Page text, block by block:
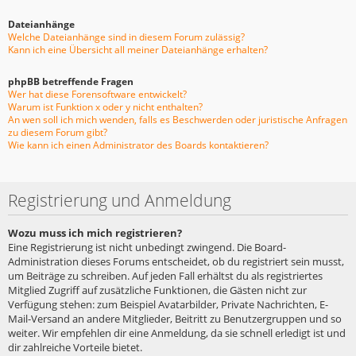
Dateianhänge
Welche Dateianhänge sind in diesem Forum zulässig?
Kann ich eine Übersicht all meiner Dateianhänge erhalten?
phpBB betreffende Fragen
Wer hat diese Forensoftware entwickelt?
Warum ist Funktion x oder y nicht enthalten?
An wen soll ich mich wenden, falls es Beschwerden oder juristische Anfragen
zu diesem Forum gibt?
Wie kann ich einen Administrator des Boards kontaktieren?
Registrierung und Anmeldung
Wozu muss ich mich registrieren?
Eine Registrierung ist nicht unbedingt zwingend. Die Board-
Administration dieses Forums entscheidet, ob du registriert sein musst,
um Beiträge zu schreiben. Auf jeden Fall erhältst du als registriertes
Mitglied Zugriff auf zusätzliche Funktionen, die Gästen nicht zur
Verfügung stehen: zum Beispiel Avatarbilder, Private Nachrichten, E-
Mail-Versand an andere Mitglieder, Beitritt zu Benutzergruppen und so
weiter. Wir empfehlen dir eine Anmeldung, da sie schnell erledigt ist und
dir zahlreiche Vorteile bietet.